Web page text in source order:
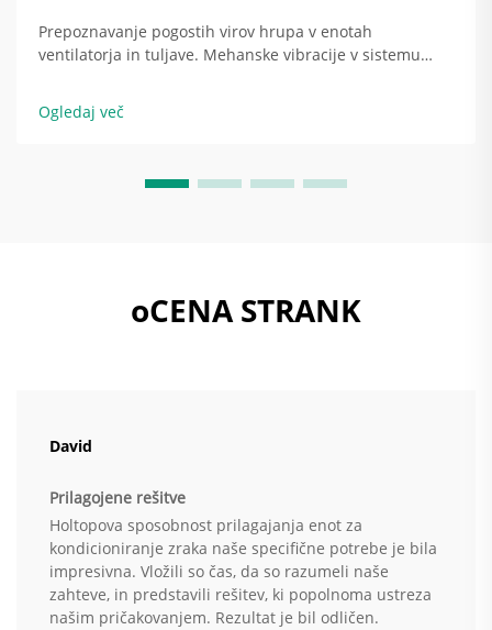
Prepoznavanje pogostih virov hrupa v enotah
ventilatorja in tuljave. Mehanske vibracije v sistemu
enot ventilatorja in tuljave. Okoli 38 odstotkov vseh
pritožb zaradi hrupa, povezanega z enotami ventilatorja
Ogledaj več
oCENA STRANK
David
Prilagojene rešitve
Holtopova sposobnost prilagajanja enot za
kondicioniranje zraka naše specifične potrebe je bila
impresivna. Vložili so čas, da so razumeli naše
zahteve, in predstavili rešitev, ki popolnoma ustreza
našim pričakovanjem. Rezultat je bil odličen.